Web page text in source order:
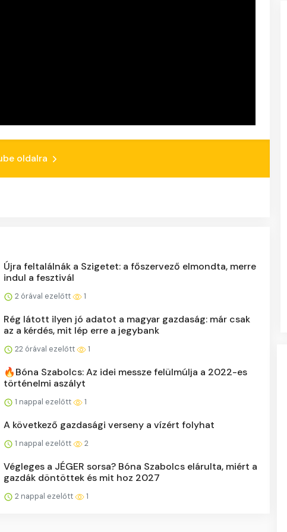
oldalra
Újra feltalálnák a Szigetet: a főszervező elmondta, merre
indul a fesztivál
2 órával ezelőtt 1
Rég látott ilyen jó adatot a magyar gazdaság: már csak
az a kérdés, mit lép erre a jegybank
22 órával ezelőtt 1
🔥Bóna Szabolcs: Az idei messze felülmúlja a 2022-es
történelmi aszályt
1 nappal ezelőtt 1
A következő gazdasági verseny a vízért folyhat
1 nappal ezelőtt 2
Végleges a JÉGER sorsa? Bóna Szabolcs elárulta, miért a
gazdák döntöttek és mit hoz 2027
2 nappal ezelőtt 1